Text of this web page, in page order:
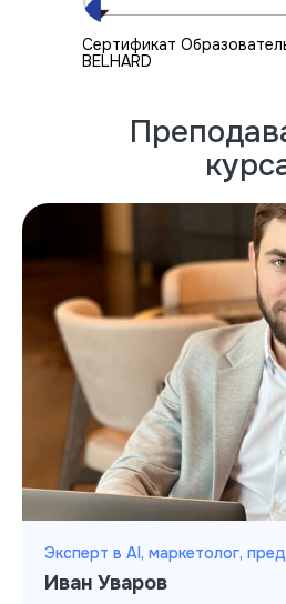
Cертификат
BELHARD
Эксперт в AI, маркетолог,
Иван Уваров